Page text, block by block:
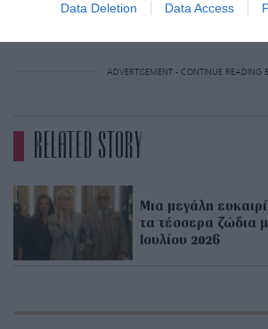
Data Deletion Data Access
ADVERTISEMENT - CONTINUE READING
RELATED STORY
Μια μεγάλη
τα τέσσερα ζώδια
Ιουλίου 2026